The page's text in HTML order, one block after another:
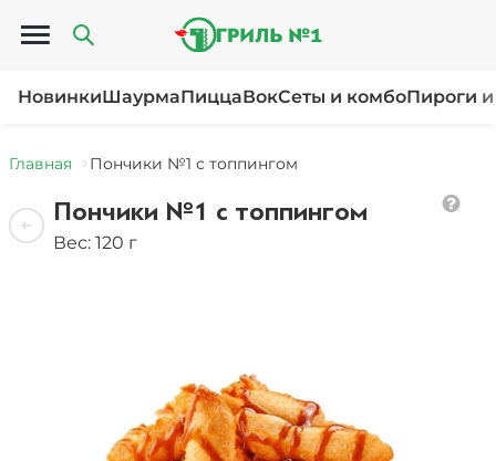
Открыть меню
НовинкиШаурмаПиццаВокСеты и комбоПироги
Главная Пончики №1 с топпингом
Пончики №1 с топпингом
Вес: 120 г